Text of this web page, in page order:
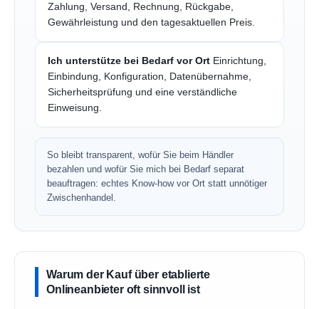
Zahlung, Versand, Rechnung, Rückgabe,
Gewährleistung und den tagesaktuellen Preis.
Ich unterstütze bei Bedarf vor Ort Einrichtung,
Einbindung, Konfiguration, Datenübernahme,
Sicherheitsprüfung und eine verständliche
Einweisung.
So bleibt transparent, wofür Sie beim Händler
bezahlen und wofür Sie mich bei Bedarf separat
beauftragen: echtes Know-how vor Ort statt unnötiger
Zwischenhandel.
Warum der Kauf über etablierte
Onlineanbieter oft sinnvoll ist